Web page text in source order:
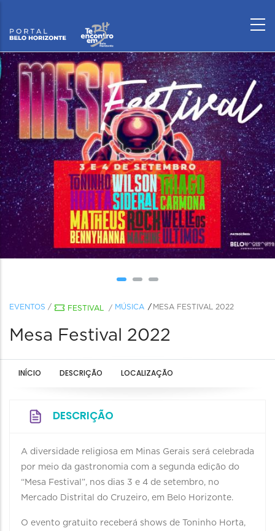
EVENTOS / FESTIVAL / MÚSICA MESA FESTIVAL 2022
Mesa Festival 2022
INÍCIO DESCRIÇÃO LOCALIZAÇÃO
DESCRIÇÃO
A diversidade religiosa em Minas Gerais será celebrada
por meio da gastronomia com a segunda edição do
“Mesa Festival”, nos dias 3 e 4 de setembro, no
Mercado Distrital do Cruzeiro, em Belo Horizonte.
O evento gratuito receberá shows de Toninho Horta,